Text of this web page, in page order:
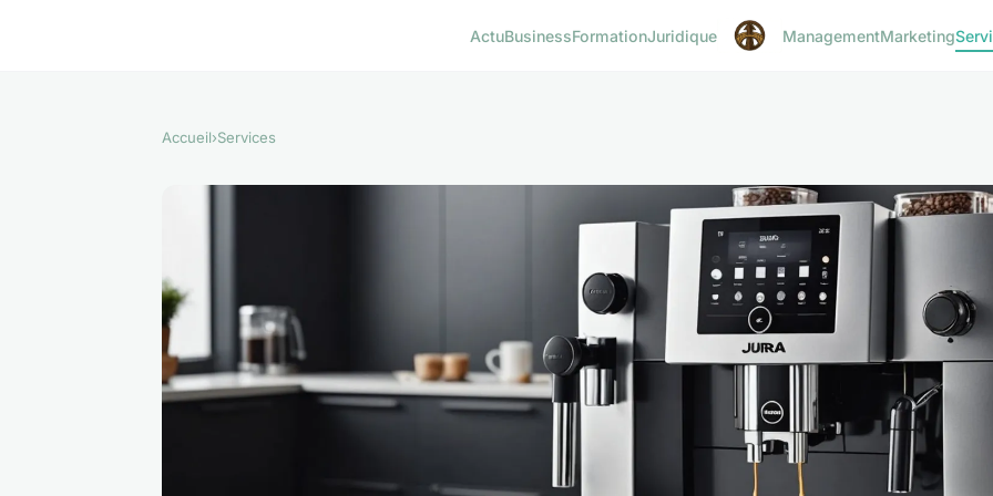
ActuBusinessFormationJuridique ManagementMarketing
Accueil›Services